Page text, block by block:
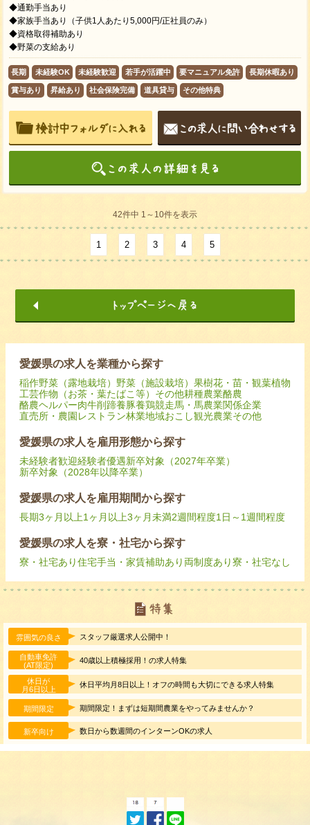
◆通勤手当あり
◆家族手当あり（子供1人あたり5,000円/正社員のみ）
◆資格取得補助あり
◆野菜の支給あり
長期 未経験OK 未経験歓迎 若手が活躍中 要マニュアル免許 長期休暇あり
賞与あり 昇給あり 社会保険完備 道具貸与 その他特典
42件中 1～10件を表示
1 2 3 4 5
愛媛県の求人を業種から探す
稲作野菜（露地栽培） 野菜（施設栽培） 果樹花・苗・観葉植物
工芸作物（お茶・葉たばこ等） その他耕種農業酪農
酪農ヘルパー肉牛削蹄養豚養鶏競走馬・馬農業関係企業
直売所・農園レストラン林業地域おこし観光農業その他
愛媛県の求人を雇用形態から探す
未経験者歓迎経験者優遇新卒対象（2027年卒業）
新卒対象（2028年以降卒業）
愛媛県の求人を雇用期間から探す
長期3ヶ月以上1ヶ月以上3ヶ月未満2週間程度1日～1週間程度
愛媛県の求人を寮・社宅から探す
寮・社宅あり住宅手当・家賃補助あり 両制度あり寮・社宅なし
雰囲気の良さ スタッフ厳選求人公開中！
自動車免許
(AT限定)
40歳以上積極採用！の求人特集
休日が
月6日以上
休日平均月8日以上！オフの時間も大切にできる求人特集
期間限定 期間限定！まずは短期間農業をやってみませんか？
新卒向け 数日から数週間のインターンOKの求人